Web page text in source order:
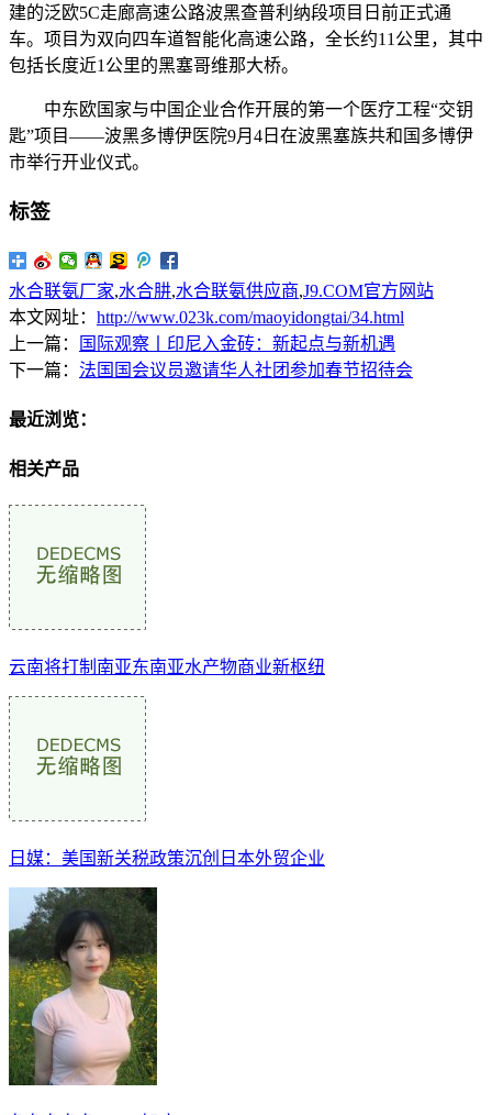
建的泛欧5C走廊高速公路波黑查普利纳段项目日前正式通
车。项目为双向四车道智能化高速公路，全长约11公里，其中
包括长度近1公里的黑塞哥维那大桥。
中东欧国家与中国企业合作开展的第一个医疗工程“交钥
匙”项目——波黑多博伊医院9月4日在波黑塞族共和国多博伊
市举行开业仪式。
标签
水合联氨厂家,水合肼,水合联氨供应商,J9.COM官方网站
本文网址： http://www.023k.com/maoyidongtai/34.html
上一篇：
国际观察丨印尼入金砖：新起点与新机遇
下一篇： 法国国会议员邀请华人社团参加春节招待会
最近浏览：
相关产品
云南将打制南亚东南亚水产物商业新枢纽
日媒：美国新关税政策沉创日本外贸企业